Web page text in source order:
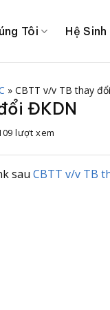
Tôi Hệ
» CBTT v/v TB thay
ĐKDN
lượt xem
sau CBTT v/v TB